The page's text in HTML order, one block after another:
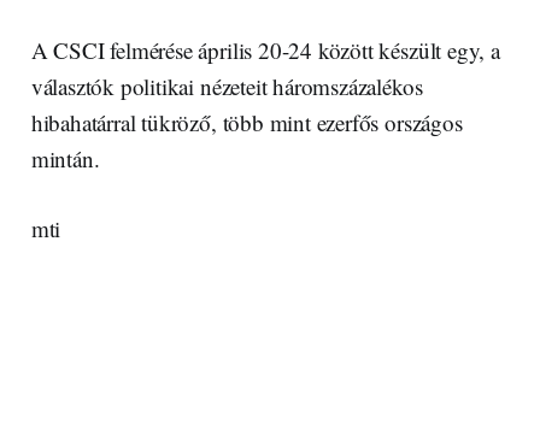
A CSCI felmérése április 20-24 között készült egy, a
választók politikai nézeteit háromszázalékos
hibahatárral tükröző, több mint ezerfős országos
mintán.
mti